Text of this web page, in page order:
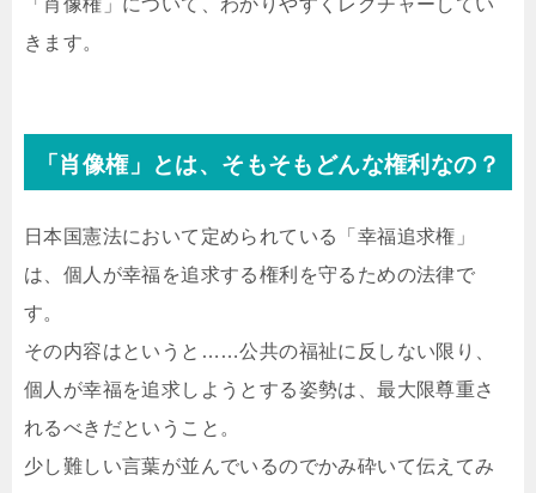
「肖像権」について、わかりやすくレクチャーしてい
きます。
「肖像権」とは、そもそもどんな権利なの？
日本国憲法において定められている「幸福追求権」
は、個人が幸福を追求する権利を守るための法律で
す。
その内容はというと……公共の福祉に反しない限り、
個人が幸福を追求しようとする姿勢は、最大限尊重さ
れるべきだということ。
少し難しい言葉が並んでいるのでかみ砕いて伝えてみ